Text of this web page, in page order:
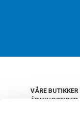
VÅRE BUTIKKER
ÅPNINGSTIDER